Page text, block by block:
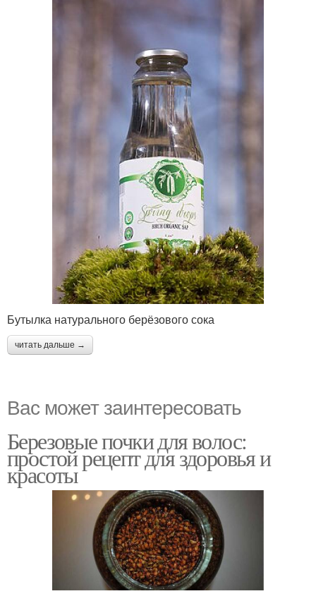
Бутылка натурального берёзового сока
читать дальше →
Вас может заинтересовать
Березовые почки для волос:
простой рецепт для здоровья и
красоты